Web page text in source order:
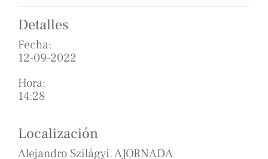
Detalles
Fecha:
12-09-2022
Hora:
14:28
Localización
Alejandro Szilágyi. AJORNADA